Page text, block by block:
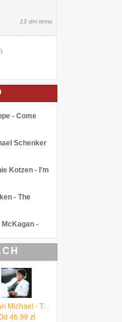
13 dni temu
- Come
Schenker
Kotzen - I'm
- The
McKagan -
- Come
- Teutonic
and
Jackson Michael - Thriller (Reedycja)
46,99 zł